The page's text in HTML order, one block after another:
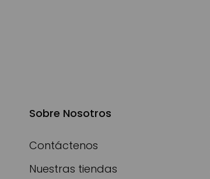
Sobre Nosotros
Contáctenos
Nuestras tiendas